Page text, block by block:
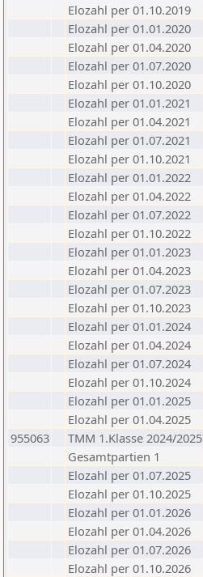
Elozahl per 01.10.2019
Elozahl per 01.01.2020
Elozahl per 01.04.2020
Elozahl per 01.07.2020
Elozahl per 01.10.2020
Elozahl per 01.01.2021
Elozahl per 01.04.2021
Elozahl per 01.07.2021
Elozahl per 01.10.2021
Elozahl per 01.01.2022
Elozahl per 01.04.2022
Elozahl per 01.07.2022
Elozahl per 01.10.2022
Elozahl per 01.01.2023
Elozahl per 01.04.2023
Elozahl per 01.07.2023
Elozahl per 01.10.2023
Elozahl per 01.01.2024
Elozahl per 01.04.2024
Elozahl per 01.07.2024
Elozahl per 01.10.2024
Elozahl per 01.01.2025
Elozahl per 01.04.2025
955063
TMM 1.Klasse 2024/2025
Gesamtpartien 1
Elozahl per 01.07.2025
Elozahl per 01.10.2025
Elozahl per 01.01.2026
Elozahl per 01.04.2026
Elozahl per 01.07.2026
Elozahl per 01.10.2026